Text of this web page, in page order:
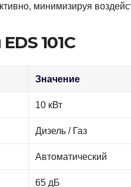
минимизируя
101C
Значение
10 кВт
Дизель / Газ
Автоматический
65 дБ